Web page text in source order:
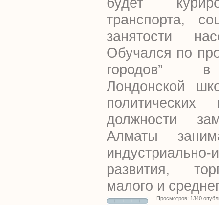
транспорта,
занятости
Обучался по
городов” в
Лондонской
должности
Алматы
индустриально-
развития,
малого и
Просмотров: 1340